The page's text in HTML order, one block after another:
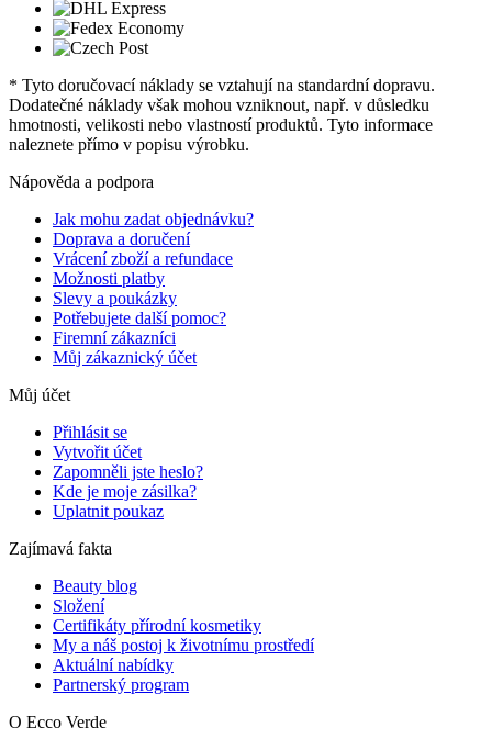
* Tyto doručovací náklady se vztahují na standardní dopravu.
Dodatečné náklady však mohou vzniknout, např. v důsledku
hmotnosti, velikosti nebo vlastností produktů. Tyto informace
naleznete přímo v popisu výrobku.
Nápověda a podpora
Jak mohu zadat objednávku?
Doprava a doručení
Vrácení zboží a refundace
Možnosti platby
Slevy a poukázky
Potřebujete další pomoc?
Firemní zákazníci
Můj zákaznický účet
Můj účet
Přihlásit se
Vytvořit účet
Zapomněli jste heslo?
Kde je moje zásilka?
Uplatnit poukaz
Zajímavá fakta
Beauty blog
Složení
Certifikáty přírodní kosmetiky
My a náš postoj k životnímu prostředí
Aktuální nabídky
Partnerský program
O Ecco Verde